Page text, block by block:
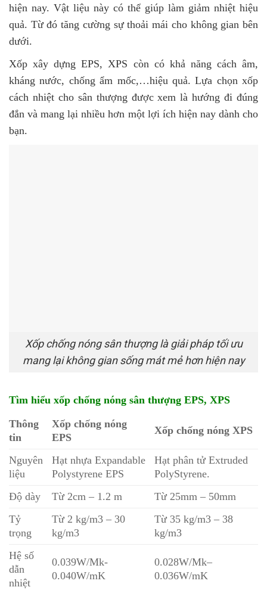
hiện nay. Vật liệu này có thể giúp làm giảm nhiệt hiệu
quả. Từ đó tăng cường sự thoải mái cho không gian bên
dưới.
Xốp xây dựng EPS, XPS còn có khả năng cách âm,
kháng nước, chống ẩm mốc,…hiệu quả. Lựa chọn xốp
cách nhiệt cho sân thượng được xem là hướng đi đúng
đắn và mang lại nhiều hơn một lợi ích hiện nay dành cho
bạn.
Xốp chống nóng sân thượng là giải pháp tối ưu
mang lại không gian sống mát mẻ hơn hiện nay
Tìm hiểu xốp chống nóng sân thượng EPS, XPS
Thông
tin
Xốp chống nóng
EPS
Xốp chống nóng XPS
Nguyên
liệu
Hạt nhựa Expandable
Polystyrene EPS
Hạt phân tử Extruded
PolyStyrene.
Độ dày
Từ 2cm – 1.2 m
Từ 25mm – 50mm
Tỷ
trọng
Từ 2 kg/m3 – 30
kg/m3
Từ 35 kg/m3 – 38
kg/m3
Hệ số
dẫn
nhiệt
0.039W/Mk-
0.040W/mK
0.028W/Mk–
0.036W/mK